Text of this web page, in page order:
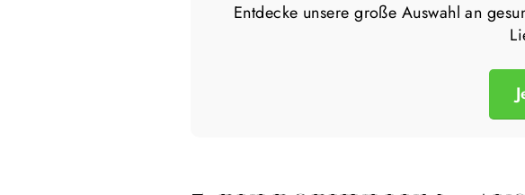
Entdecke unsere große Auswahl an